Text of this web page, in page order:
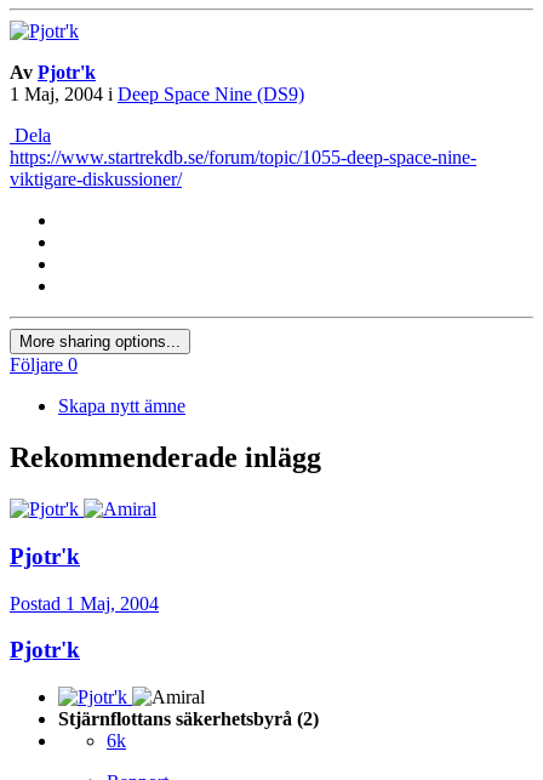
Av Pjotr'k
1 Maj, 2004 i Deep Space Nine (DS9)
Dela
https://www.startrekdb.se/forum/topic/1055-deep-space-nine-
viktigare-diskussioner/
More sharing options...
Följare 0
Skapa nytt ämne
Rekommenderade inlägg
Pjotr'k
Postad 1 Maj, 2004
Pjotr'k
Stjärnflottans säkerhetsbyrå (2)
6k